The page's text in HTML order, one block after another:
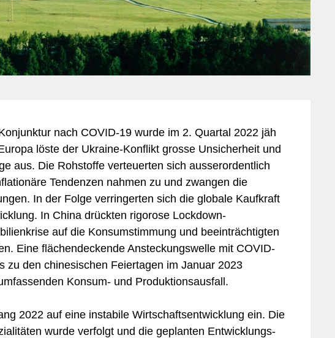
Lebensmittel
Möbel & Einrichtung
Schmuck & Uhren
Sicherheit
Unternehmensberatung
nach COVID-19 wurde im 2. Quartal 2022 jäh
löste der Ukraine-Konflikt grosse Unsicherheit und
aus. Die Rohstoffe verteuerten sich ausserordentlich
Tendenzen nahmen zu und zwangen die
In der Folge verringerten sich die globale Kaufkraft
In China drückten rigorose Lockdown-
auf die Konsumstimmung und beeinträchtigten
Eine flächendeckende Ansteckungswelle mit COVID-
zu den chinesischen Feiertagen im Januar 2023
Konsum- und Produktionsausfall.
2022 auf eine instabile Wirtschaftsentwicklung ein. Die
wurde verfolgt und die geplanten Entwicklungs-